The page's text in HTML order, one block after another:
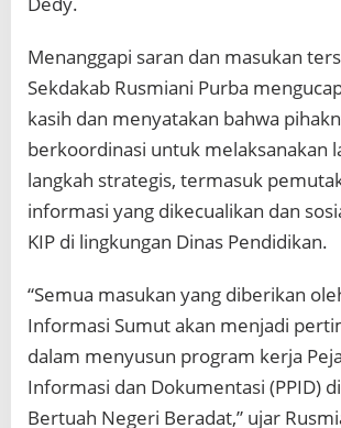
Menanggapi saran dan masukan
Sekdakab Rusmiani Purba
kasih dan menyatakan bahwa
berkoordinasi untuk melaksanakan
langkah strategis, termasuk
informasi yang dikecualikan dan
KIP di lingkungan Dinas Pendidikan.
“Semua masukan yang diberikan
Informasi Sumut akan menjadi
dalam menyusun program kerja
Informasi dan Dokumentasi (PPID)
Bertuah Negeri Beradat,” ujar